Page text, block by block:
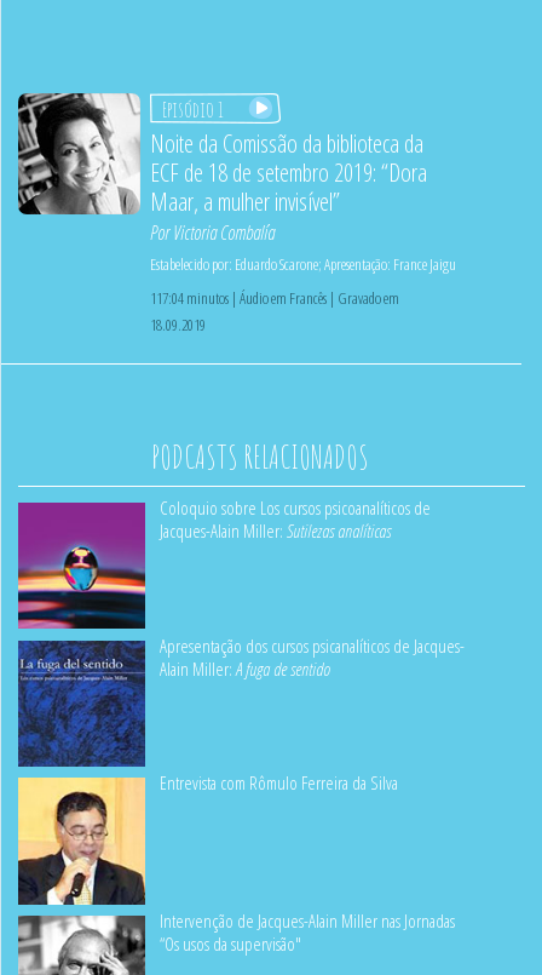
Episódio 1
Noite da Comissão da biblioteca da
ECF de 18 de setembro 2019: “Dora
Maar, a mulher invisível”
PorVictoria Combalía
Estabelecido por: Eduardo Scarone;Apresentação: France Jaigu
117:04 minutos | Áudio em Francês | Gravado em
18.09.2019
PODCASTS RELACIONADOS
Coloquio sobre Los cursos psicoanalíticos de
Jacques-Alain Miller: Sutilezas analíticas
Apresentação dos cursos psicanalíticos de Jacques-
Alain Miller:A fuga de sentido
Entrevista com Rômulo Ferreira da Silva
Intervenção de Jacques-Alain Miller nas Jornadas
“Os usos da supervisão"